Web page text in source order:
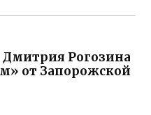
Дмитрия Рогозина
от Запорожской